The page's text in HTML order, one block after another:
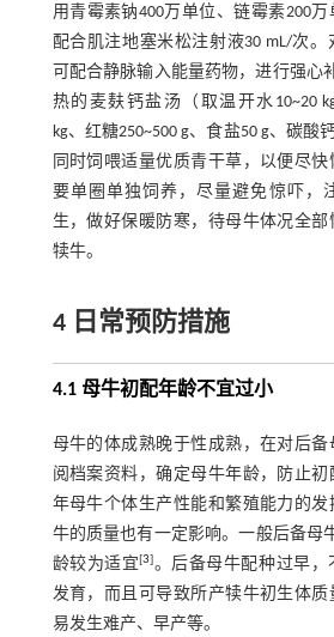
用青霉素钠400万单位、链霉素200
配合肌注地塞米松注射液30 mL/次。
可配合静脉输入能量药物，进行强心
热的麦麸钙盐汤（取温开水10~20
kg、红糖250~500 g、食盐50 g、碳酸
同时饲喂适量优质青干草，以便尽
要单圈单独饲养，尽量避免惊吓，
生，做好保暖防寒，待母牛体况全
犊牛。
4 日常预防措施
4.1 母牛初配年龄不宜过小
母牛的体成熟晚于性成熟，在对后
阅档案资料，确定母牛年龄，防止
年母牛个体生产性能和繁殖能力的
牛的质量也有一定影响。一般后备母
龄较为适宜[3]。后备母牛配种过早，
发育，而且可导致所产犊牛初生体
易发生难产、早产等。